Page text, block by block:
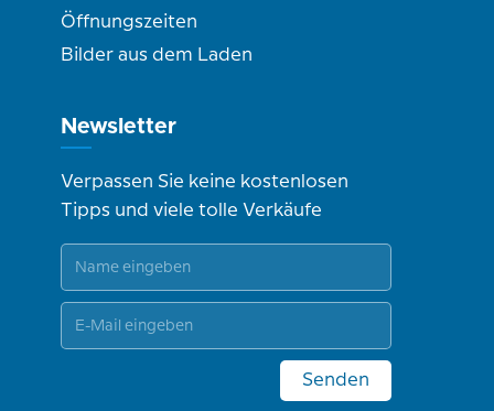
Öffnungszeiten
Bilder aus dem Laden
Newsletter
Verpassen Sie keine kostenlosen
Tipps und viele tolle Verkäufe
Senden